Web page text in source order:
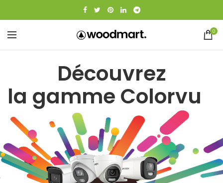
0
Découvrez
la gamme Colorvu